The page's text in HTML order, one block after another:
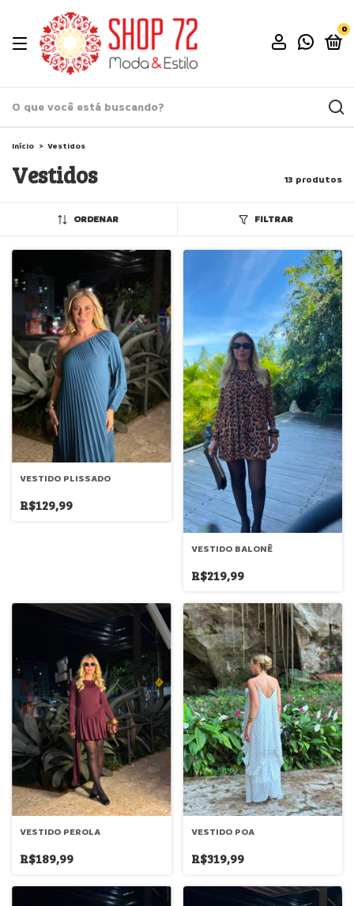
0
Início > Vestidos
Vestidos 13 produtos
ORDENAR FILTRAR
VESTIDO PLISSADO
R$129,99
VESTIDO BALONÊ
R$219,99
VESTIDO PEROLA
R$189,99
VESTIDO POA
R$319,99